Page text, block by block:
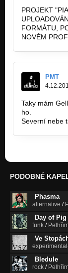
PROJEKT
FORMÁTU,
NOVÉM
PMT
Taky mám
ho.
Severní nebe
PODOBNÉ
Phasma
alternative /
Day of Pig
funk /
Ve
Bledule
rock /